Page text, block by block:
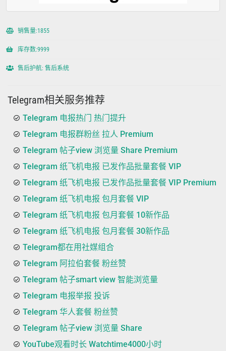
销售量:1855
库存数:9999
售后护航: 售后系统
Telegram相关服务推荐
Telegram 电报热门 热门提升
Telegram 电报群粉丝 拉人 Premium
Telegram 帖子view 浏览量 Share Premium
Telegram 纸飞机电报 已发作品批量套餐 VIP
Telegram 纸飞机电报 已发作品批量套餐 VIP Premium
Telegram 纸飞机电报 包月套餐 VIP
Telegram 纸飞机电报 包月套餐 10新作品
Telegram 纸飞机电报 包月套餐 30新作品
Telegram都在用社媒组合
Telegram 阿拉伯套餐 粉丝赞
Telegram 帖子smart view 智能浏览量
Telegram 电报举报 投诉
Telegram 华人套餐 粉丝赞
Telegram 帖子view 浏览量 Share
YouTube观看时长 Watchtime4000小时